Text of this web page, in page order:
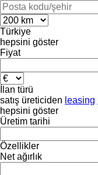
Türkiye
hepsini göster
Fiyat
İlan türü
satış üreticiden leasing
hepsini göster
Üretim tarihi
Özellikler
Net ağırlık